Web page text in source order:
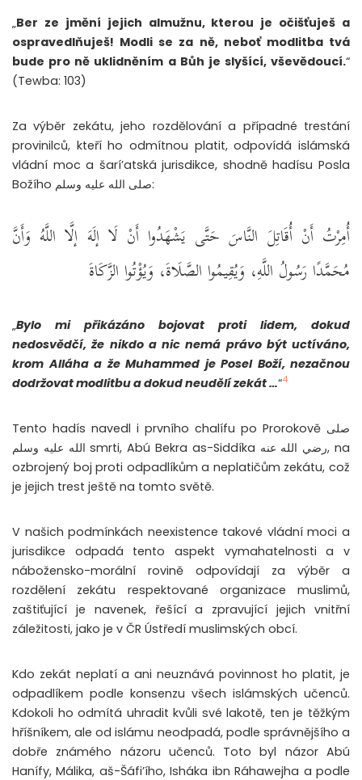
„Ber ze jmění jejich almužnu, kterou je očišťuješ a
ospravedlňuješ! Modli se za ně, neboť modlitba tvá
bude pro ně uklidněním a Bůh je slyšící, vševědoucí.“
(Tewba: 103)
Za výběr zekátu, jeho rozdělování a případné trestání
provinilců, kteří ho odmítnou platit, odpovídá islámská
vládní moc a šarí’atská jurisdikce, shodně hadísu Posla
Božího صلى الله عليه وسلم:
أُمِرْتُ أَنْ أُقَاتِلَ النَّاسَ حَتَّى يَشْهَدُوا أَنْ لَا إلَهَ إلَّا اللَّهُ وَأَنَّ
مُحَمَّدًا رَسُولُ اللَّهِ، وَيُقِيمُوا الصَّلَاةَ، وَيُؤْتُوا الزَّكَاةَ
„Bylo mi přikázáno bojovat proti lidem, dokud
nedosvědčí, že nikdo a nic nemá právo být uctíváno,
krom Alláha a že Muhammed je Posel Boží, nezačnou
dodržovat modlitbu a dokud neudělí zekát …“4
Tento hadís navedl i prvního chalífu po Prorokově صلى
الله عليه وسلم smrti, Abú Bekra as-Siddíka رضي الله عنه, na
ozbrojený boj proti odpadlíkům a neplatičům zekátu, což
je jejich trest ještě na tomto světě.
V našich podmínkách neexistence takové vládní moci a
jurisdikce odpadá tento aspekt vymahatelnosti a v
nábožensko-morální rovině odpovídají za výběr a
rozdělení zekátu respektované organizace muslimů,
zaštiťující je navenek, řešící a zpravující jejich vnitřní
záležitosti, jako je v ČR Ústředí muslimských obcí.
Kdo zekát neplatí a ani neuznává povinnost ho platit, je
odpadlíkem podle konsenzu všech islámských učenců.
Kdokoli ho odmítá uhradit kvůli své lakotě, ten je těžkým
hříšníkem, ale od islámu neodpadá, podle správnějšího a
dobře známého názoru učenců. Toto byl názor Abú
Hanífy, Málika, aš-Šáfi’ího, Isháka ibn Ráhawejha a podle